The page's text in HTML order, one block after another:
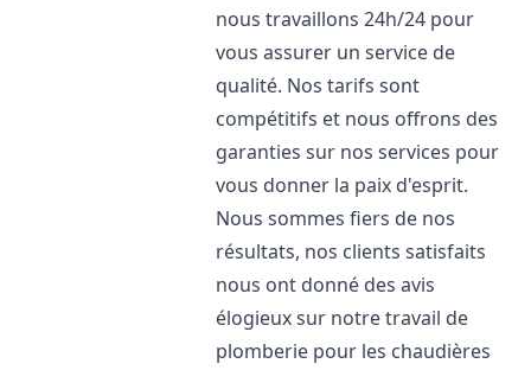
nous travaillons 24h/24 pour
vous assurer un service de
qualité. Nos tarifs sont
compétitifs et nous offrons des
garanties sur nos services pour
vous donner la paix d'esprit.
Nous sommes fiers de nos
résultats, nos clients satisfaits
nous ont donné des avis
élogieux sur notre travail de
plomberie pour les chaudières